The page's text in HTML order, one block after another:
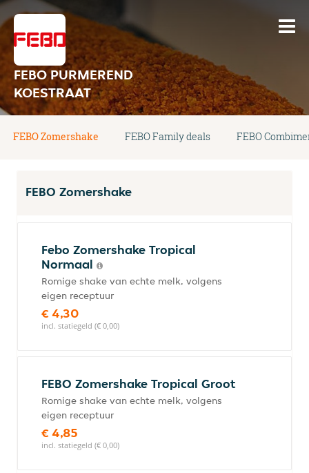
FEBO PURMEREND
KOESTRAAT
FEBO Zomershake FEBO Family deals FEBO
FEBO Zomershake
Febo Zomershake Tropical
Normaal
Romige shake van echte melk, volgens
eigen receptuur
€ 4,30
incl. statiegeld (€ 0,00)
FEBO Zomershake Tropical Groot
Romige shake van echte melk, volgens
eigen receptuur
€ 4,85
incl. statiegeld (€ 0,00)